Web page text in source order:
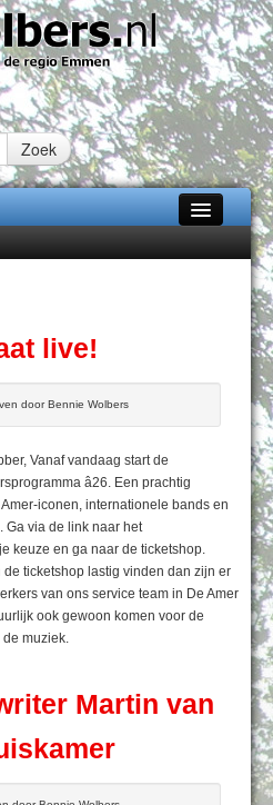
Zoek
van Almere City
MAANDAG 10 AUG 2026
live!
door Bennie Wolbers
Vanaf vandaag start de
â26. Een prachtig
iconen, internationele bands en
Ga via de link naar het
keuze en ga naar de ticketshop.
ticketshop lastig vinden dan zijn er
van ons service team in De Amer
ook gewoon komen voor de
muziek.
Martin van